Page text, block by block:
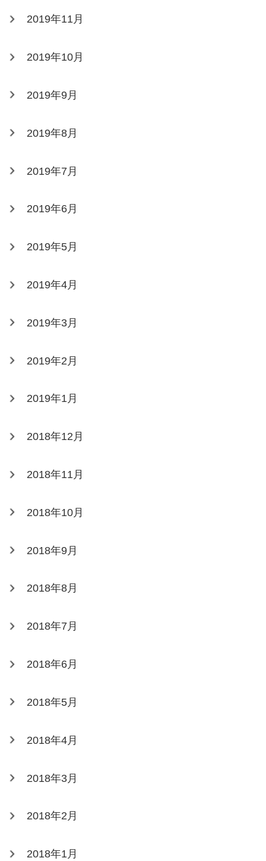
2019年11月
2019年10月
2019年9月
2019年8月
2019年7月
2019年6月
2019年5月
2019年4月
2019年3月
2019年2月
2019年1月
2018年12月
2018年11月
2018年10月
2018年9月
2018年8月
2018年7月
2018年6月
2018年5月
2018年4月
2018年3月
2018年2月
2018年1月